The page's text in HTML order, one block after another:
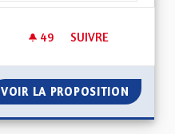
49 49 ABONNÉS
SUIVRE
VOIR LA PROPOSITION